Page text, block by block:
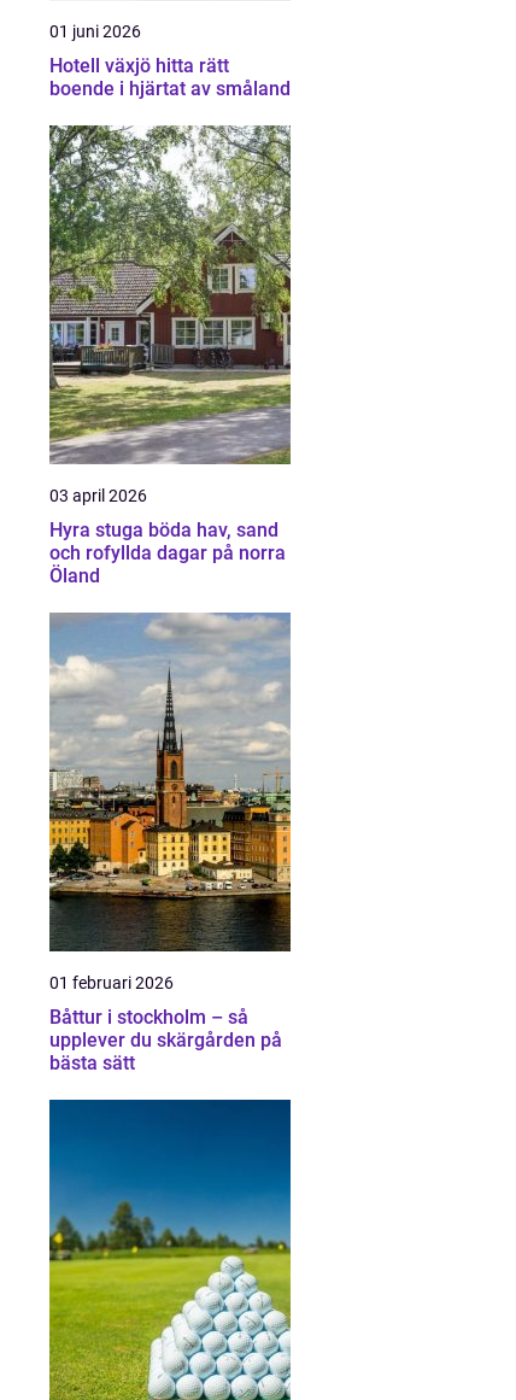
01 juni 2026
Hotell växjö hitta rätt
boende i hjärtat av småland
03 april 2026
Hyra stuga böda hav, sand
och rofyllda dagar på norra
Öland
01 februari 2026
Båttur i stockholm – så
upplever du skärgården på
bästa sätt